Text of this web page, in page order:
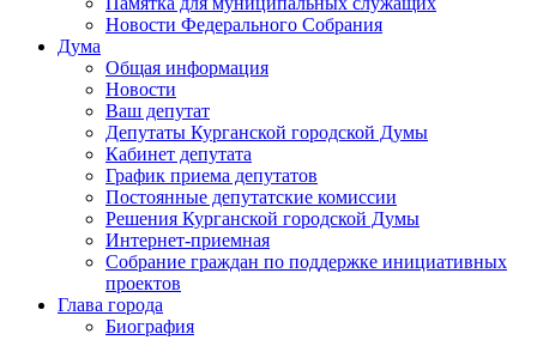
Новости Федерального Cобрания
Дума
Общая информация
Новости
Ваш депутат
Депутаты Курганской городской Думы
Кабинет депутата
График приема депутатов
Постоянные депутатские комиссии
Решения Курганской городской Думы
Интернет-приемная
Собрание граждан по поддержке инициативных
проектов
Глава города
Биография